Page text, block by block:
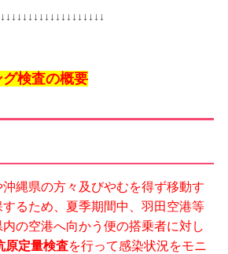
検査の概要
縄県の方々及びやむを得ず移動す
るため、夏季期間中、羽田空港等
の空港へ向かう便の搭乗者に対し
原定量検査を行って感染状況をモニ